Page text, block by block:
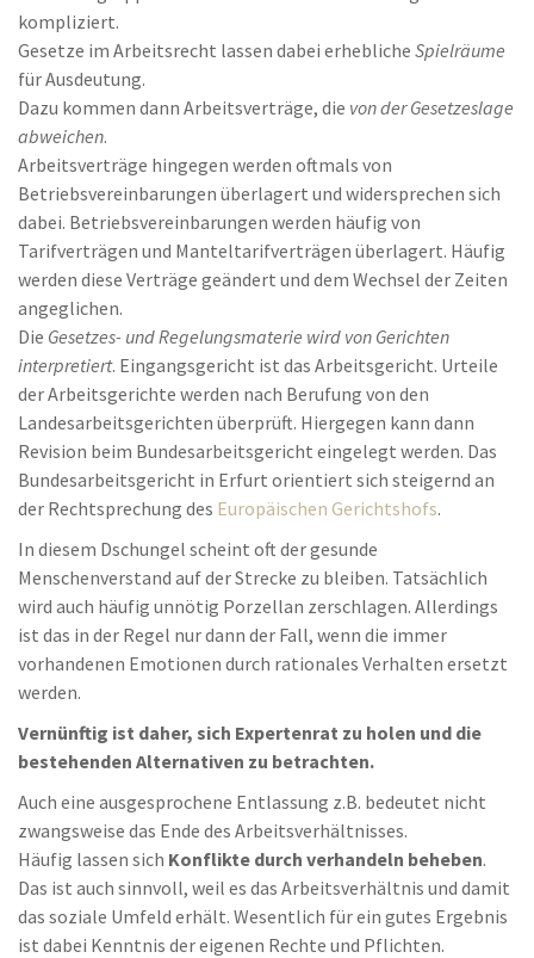
kompliziert.
Gesetze im Arbeitsrecht lassen dabei erhebliche Spielräume
für Ausdeutung.
Dazu kommen dann Arbeitsverträge, die von der Gesetzeslage
abweichen.
Arbeitsverträge hingegen werden oftmals von
Betriebsvereinbarungen überlagert und widersprechen sich
dabei. Betriebsvereinbarungen werden häufig von
Tarifverträgen und Manteltarifverträgen überlagert. Häufig
werden diese Verträge geändert und dem Wechsel der Zeiten
angeglichen.
Die Gesetzes- und Regelungsmaterie wird von Gerichten
interpretiert. Eingangsgericht ist das Arbeitsgericht. Urteile
der Arbeitsgerichte werden nach Berufung von den
Landesarbeitsgerichten überprüft. Hiergegen kann dann
Revision beim Bundesarbeitsgericht eingelegt werden. Das
Bundesarbeitsgericht in Erfurt orientiert sich steigernd an
der Rechtsprechung des Europäischen Gerichtshofs.
In diesem Dschungel scheint oft der gesunde
Menschenverstand auf der Strecke zu bleiben. Tatsächlich
wird auch häufig unnötig Porzellan zerschlagen. Allerdings
ist das in der Regel nur dann der Fall, wenn die immer
vorhandenen Emotionen durch rationales Verhalten ersetzt
werden.
Vernünftig ist daher, sich Expertenrat zu holen und die
bestehenden Alternativen zu betrachten.
Auch eine ausgesprochene Entlassung z.B. bedeutet nicht
zwangsweise das Ende des Arbeitsverhältnisses.
Häufig lassen sich Konflikte durch verhandeln beheben.
Das ist auch sinnvoll, weil es das Arbeitsverhältnis und damit
das soziale Umfeld erhält. Wesentlich für ein gutes Ergebnis
ist dabei Kenntnis der eigenen Rechte und Pflichten.